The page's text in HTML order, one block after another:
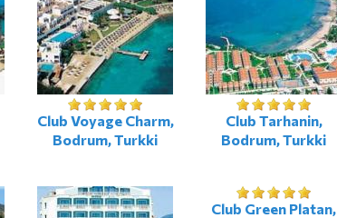
Club Voyage Charm,
Bodrum, Turkki
Club Tarhanin,
Bodrum, Turkki
Club Green Platan,